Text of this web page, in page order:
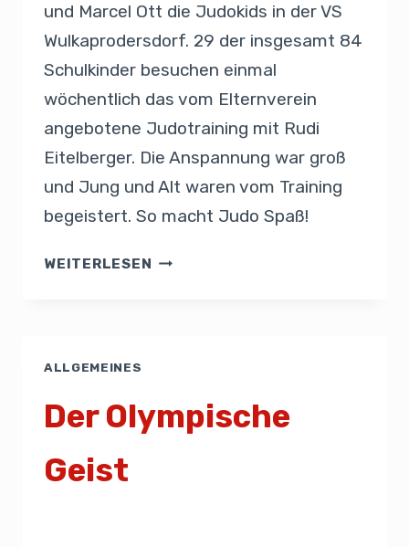
und Marcel Ott die Judokids in der VS
Wulkaprodersdorf. 29 der insgesamt 84
Schulkinder besuchen einmal
wöchentlich das vom Elternverein
angebotene Judotraining mit Rudi
Eitelberger. Die Anspannung war groß
und Jung und Alt waren vom Training
begeistert. So macht Judo Spaß!
WEITERLESEN
ALLGEMEINES
Der Olympische
Geist